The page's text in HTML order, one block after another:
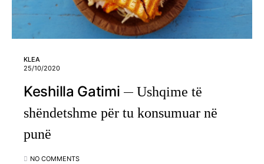
KLEA
25/10/2020
Keshilla Gatimi
Ushqime të
shëndetshme për tu konsumuar në
punë
NO COMMENTS